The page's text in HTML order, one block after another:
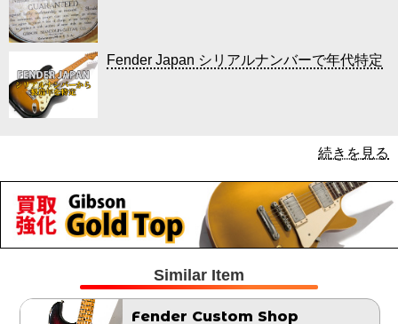
Fender Japan シリアルナンバーで年代特定
続きを見る
Similar Item
Fender Custom Shop